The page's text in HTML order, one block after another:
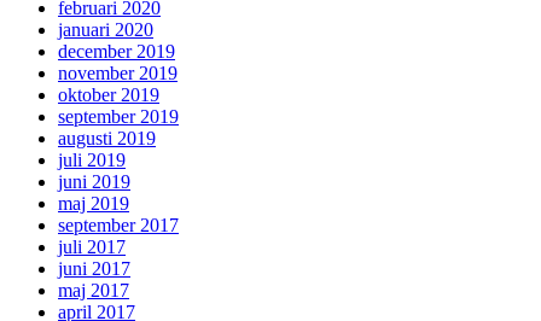
februari 2020
januari 2020
december 2019
november 2019
oktober 2019
september 2019
augusti 2019
juli 2019
juni 2019
maj 2019
september 2017
juli 2017
juni 2017
maj 2017
april 2017